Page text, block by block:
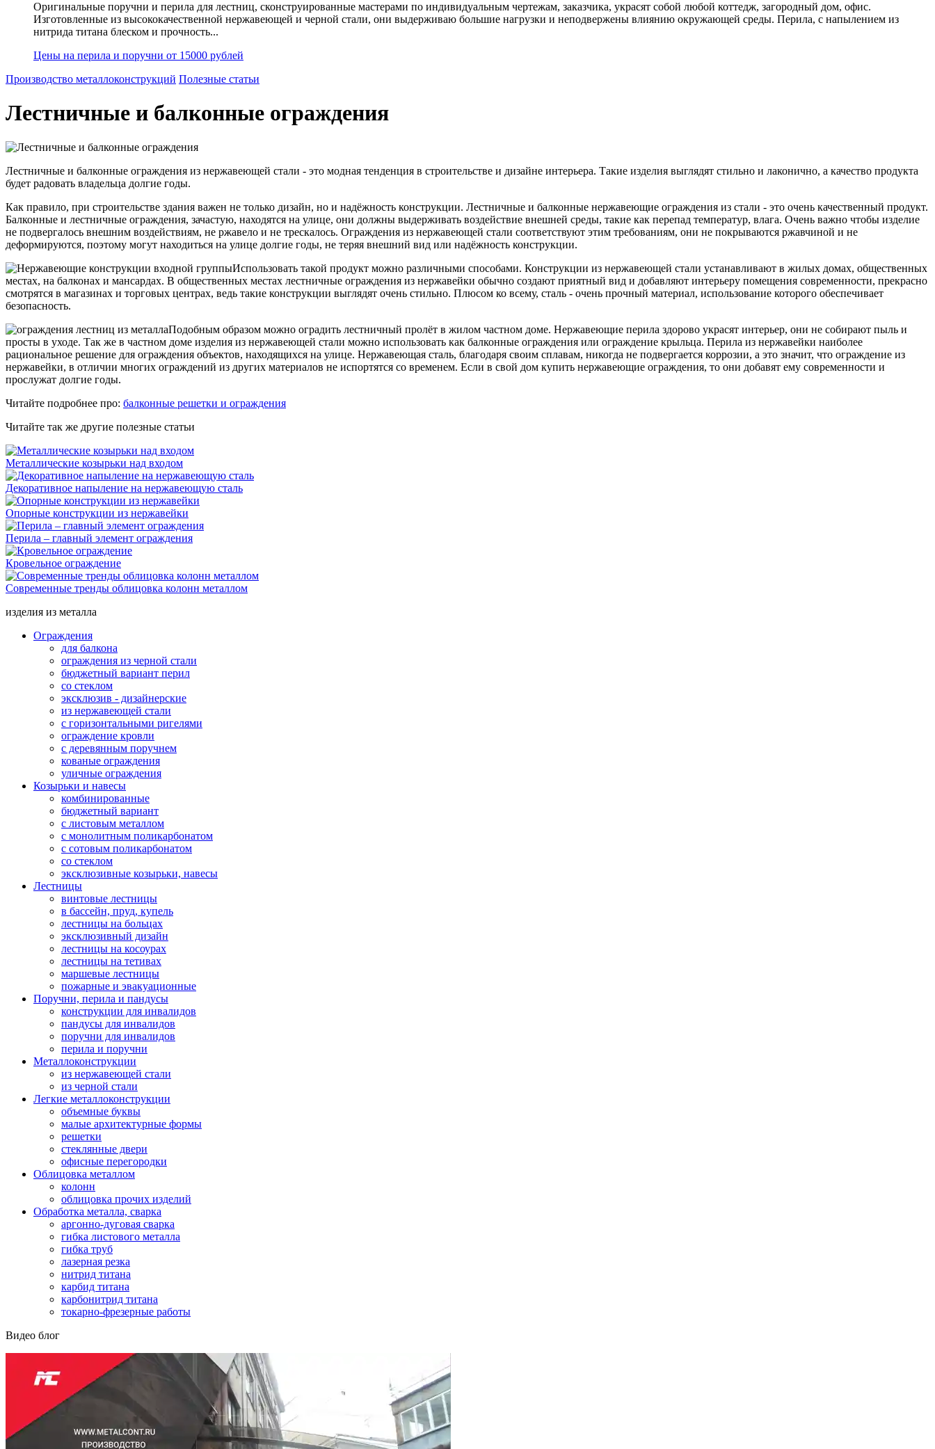
Оригинальные поручни и перила для лестниц, сконструированные мастерами по индивидуальным чертежам, заказчика, украсят собой любой коттедж, загородный дом, офис.
Изготовленные из высококачественной нержавеющей и черной стали, они выдерживаю большие нагрузки и неподвержены влиянию окружающей среды. Перила, с напылением из
нитрида титана блеском и прочность...
Цены на перила и поручни от 15000 рублей
Производство металлоконструкций Полезные статьи
Лестничные и балконные ограждения
Лестничные и балконные ограждения из нержавеющей стали - это модная тенденция в строительстве и дизайне интерьера. Такие изделия выглядят стильно и лаконично, а качество продукта
будет радовать владельца долгие годы.
Как правило, при строительстве здания важен не только дизайн, но и надёжность конструкции. Лестничные и балконные нержавеющие ограждения из стали - это очень качественный продукт.
Балконные и лестничные ограждения, зачастую, находятся на улице, они должны выдерживать воздействие внешней среды, такие как перепад температур, влага. Очень важно чтобы изделие
не подвергалось внешним воздействиям, не ржавело и не трескалось. Ограждения из нержавеющей стали соответствуют этим требованиям, они не покрываются ржавчиной и не
деформируются, поэтому могут находиться на улице долгие годы, не теряя внешний вид или надёжность конструкции.
Использовать такой продукт можно различными способами. Конструкции из нержавеющей стали устанавливают в жилых домах, общественных
местах, на балконах и мансардах. В общественных местах лестничные ограждения из нержавейки обычно создают приятный вид и добавляют интерьеру помещения современности, прекрасно
смотрятся в магазинах и торговых центрах, ведь такие конструкции выглядят очень стильно. Плюсом ко всему, сталь - очень прочный материал, использование которого обеспечивает
безопасность.
Подобным образом можно оградить лестничный пролёт в жилом частном доме. Нержавеющие перила здорово украсят интерьер, они не собирают пыль и
просты в уходе. Так же в частном доме изделия из нержавеющей стали можно использовать как балконные ограждения или ограждение крыльца. Перила из нержавейки наиболее
рациональное решение для ограждения объектов, находящихся на улице. Нержавеющая сталь, благодаря своим сплавам, никогда не подвергается коррозии, а это значит, что ограждение из
нержавейки, в отличии многих ограждений из других материалов не испортятся со временем. Если в свой дом купить нержавеющие ограждения, то они добавят ему современности и
прослужат долгие годы.
Читайте подробнее про: балконные решетки и ограждения
Читайте так же другие полезные статьи
Металлические козырьки над входом
Декоративное напыление на нержавеющую сталь
Опорные конструкции из нержавейки
Перила – главный элемент ограждения
Кровельное ограждение
Cовременные тренды облицовка колонн металлом
изделия из металла
Ограждения
для балкона
ограждения из черной стали
бюджетный вариант перил
со стеклом
эксклюзив - дизайнерские
из нержавеющей стали
с горизонтальными ригелями
ограждение кровли
с деревянным поручнем
кованые ограждения
уличные ограждения
Козырьки и навесы
комбинированные
бюджетный вариант
с листовым металлом
с монолитным поликарбонатом
с сотовым поликарбонатом
со стеклом
эксклюзивные козырьки, навесы
Лестницы
винтовые лестницы
в бассейн, пруд, купель
лестницы на больцах
эксклюзивный дизайн
лестницы на косоурах
лестницы на тетивах
маршевые лестницы
пожарные и эвакуационные
Поручни, перила и пандусы
конструкции для инвалидов
пандусы для инвалидов
поручни для инвалидов
перила и поручни
Металлоконструкции
из нержавеющей стали
из черной стали
Легкие металлоконструкции
объемные буквы
малые архитектурные формы
решетки
стеклянные двери
офисные перегородки
Облицовка металлом
колонн
облицовка прочих изделий
Обработка металла, сварка
аргонно-дуговая сварка
гибка листового металла
гибка труб
лазерная резка
нитрид титана
карбид титана
карбонитрид титана
токарно-фрезерные работы
Видео блог